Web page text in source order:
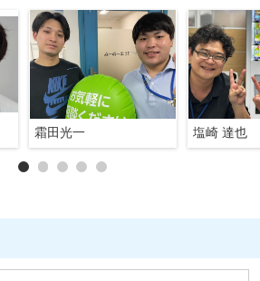
霜田光一 塩崎 達也